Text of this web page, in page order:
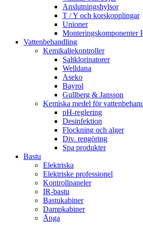
Anslutningshylsor
T / Y och korskopplingar
Unioner
Monteringskomponenter
Vattenbehandling
Kemikaliekontroller
Saltklorinatorer
Welldana
Aseko
Bayrol
Gullberg & Jansson
Kemiska medel för
pH-reglering
Desinfektion
Flockning och alger
Div. rengöring
Spa produkter
Bastu
Elektriska
Elektriske professionel
Kontrollpaneler
IR-bastu
Bastukabiner
Dampkabiner
Ånga